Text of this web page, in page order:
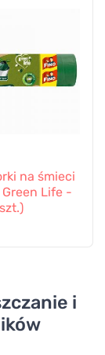
na śmieci
Life -
i